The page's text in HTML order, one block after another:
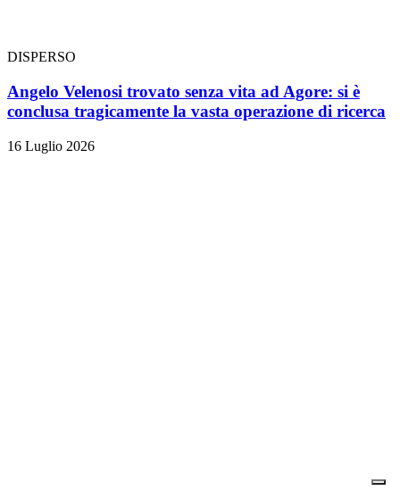
DISPERSO
Angelo Velenosi trovato senza vita ad Agore: si è
conclusa tragicamente la vasta operazione di ricerca
16 Luglio 2026